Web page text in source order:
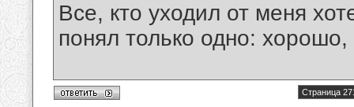
Все, кто уходил от меня
понял только одно:
Страница